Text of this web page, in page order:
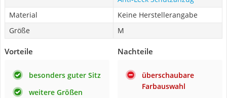
Material
Keine Herstellerangabe
Größe
M
Vorteile
besonders guter Sitz
weitere Größen
Nachteile
überschaubare
Farbauswahl